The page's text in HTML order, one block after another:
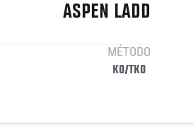
ASPEN LADD
MÉTODO
KO/TKO